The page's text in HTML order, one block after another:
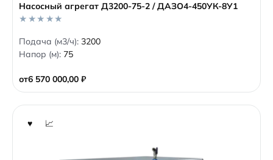
Насосный агрегат Д3200-75-2 / ДАЗО4-450УК-8У1
от6 570 000,00 ₽
0
o
u
f
5
Подача (м3/ч): 3200
Напор (м): 75